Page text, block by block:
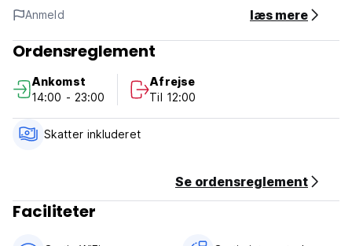
Rambuttri Village Inn tilbyder rene og komfortable værelser.
Værelserne er indrettede i boutique-stil og er generelt
udstyret med aircondition, varmt brusebad, skrivebord,
gratis vand og toiletartikler. Alle værelser har vinduer og
eget badeværelse. (Auto-translated from original language)
Anmeld læs mere
Ordensreglement
Ankomst
14:00 - 23:00
Afrejse
Til 12:00
Skatter inkluderet
Se ordensreglement
Faciliteter